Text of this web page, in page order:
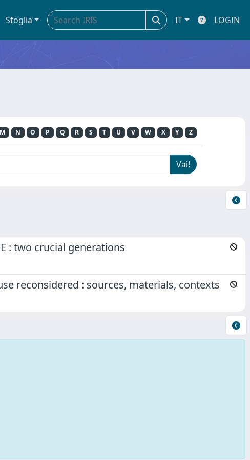
Sfoglia IT LOGIN
M N O P Q R S T U V W X Y Z
: two crucial generations
reconsidered : sources, materials, contexts